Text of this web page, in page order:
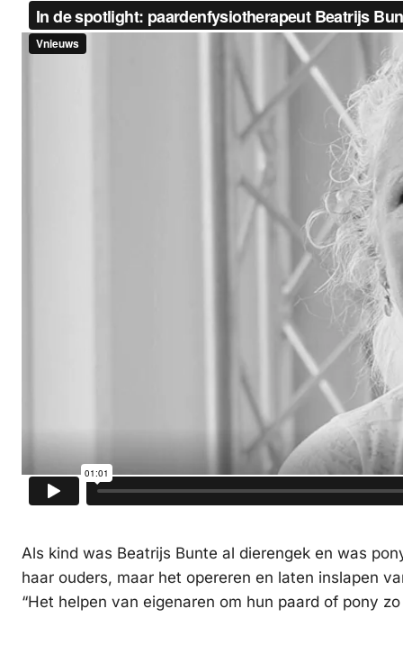
Als kind was Beatrijs Bunte al dierengek en was
haar ouders, maar het opereren en laten inslapen
“Het helpen van eigenaren om hun paard of pony